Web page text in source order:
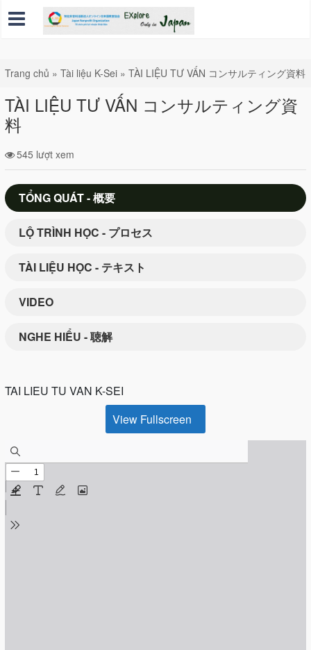
Trang chủ » Tài liệu K-Sei » TÀI LIỆU TƯ VẤN コンサルティング資料
TÀI LIỆU TƯ VẤN コンサルティング資
料
545 lượt xem
TỔNG QUÁT - 概要
LỘ TRÌNH HỌC - プロセス
TÀI LIỆU HỌC - テキスト
VIDEO
NGHE HIỂU - 聴解
TAI LIEU TU VAN K-SEI
View Fullscreen